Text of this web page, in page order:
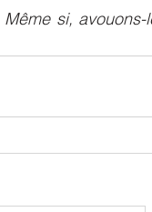
si, avouons-